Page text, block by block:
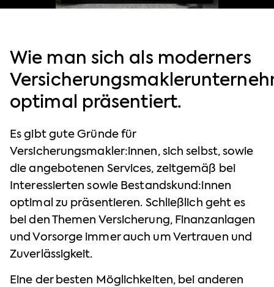
Wie man sich als moderners
optimal präsentiert.
Es gibt gute Gründe für
Versicherungsmakler:innen, sich selbst, sowie
die angebotenen Services, zeitgemäß bei
Interessierten sowie Bestandskund:innen
optimal zu präsentieren. Schließlich geht es
bei den Themen Versicherung, Finanzanlagen
und Vorsorge immer auch um Vertrauen und
Zuverlässigkeit.
Eine der besten Möglichkeiten, bei anderen